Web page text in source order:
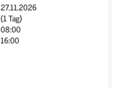
27.11.2026
(1 Tag)
08:00
16:00